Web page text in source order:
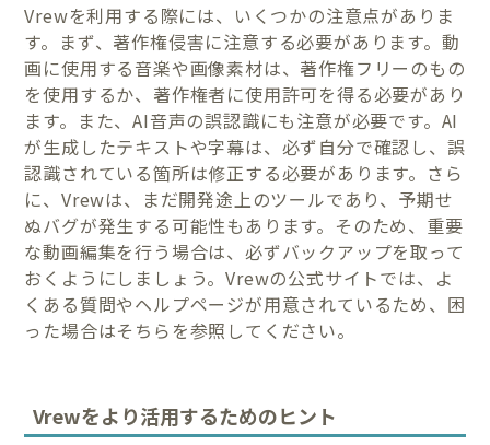
Vrewを利用する際には、いくつかの注意点がありま
す。まず、著作権侵害に注意する必要があります。動
画に使用する音楽や画像素材は、著作権フリーのもの
を使用するか、著作権者に使用許可を得る必要があり
ます。また、AI音声の誤認識にも注意が必要です。AI
が生成したテキストや字幕は、必ず自分で確認し、誤
認識されている箇所は修正する必要があります。さら
に、Vrewは、まだ開発途上のツールであり、予期せ
ぬバグが発生する可能性もあります。そのため、重要
な動画編集を行う場合は、必ずバックアップを取って
おくようにしましょう。Vrewの公式サイトでは、よ
くある質問やヘルプページが用意されているため、困
った場合はそちらを参照してください。
Vrewをより活用するためのヒント